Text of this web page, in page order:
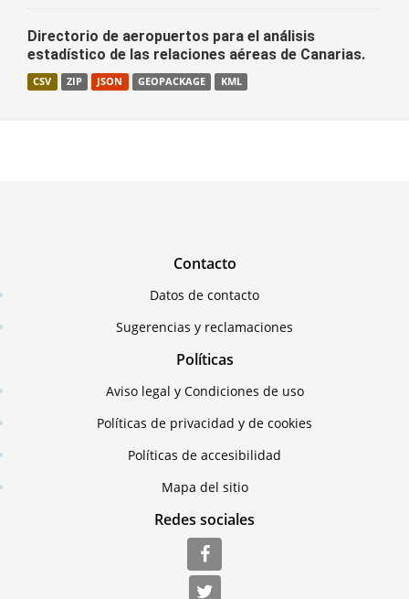
Directorio de aeropuertos para el análisis
estadístico de las relaciones aéreas de Canarias.
CSV ZIP JSON GEOPACKAGE KML
Contacto
Datos de contacto
Sugerencias y reclamaciones
Políticas
Aviso legal y Condiciones de uso
Políticas de privacidad y de cookies
Políticas de accesibilidad
Mapa del sitio
Redes sociales